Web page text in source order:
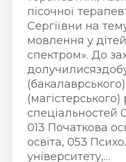
пісочної
Сергіївни на
мовлення у
спектром». До
(магістерського)
спеціальностей
013 Початкова
освіта, 053
університету,…